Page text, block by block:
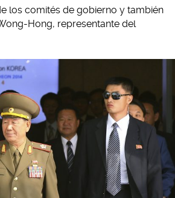
los comités de gobierno y también
Hong, representante del